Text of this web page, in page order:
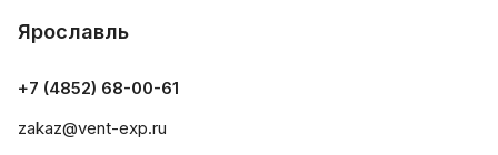
Ярославль
+7 (4852) 68-00-61
zakaz@vent-exp.ru